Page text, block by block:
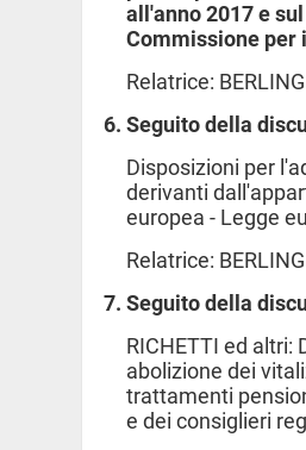
all'anno 2017 e
Commissione per
Relatrice:
Seguito della
Disposizioni per
derivanti
europea - Legge
Relatrice:
Seguito della
RICHETTI ed
abolizione dei
trattamenti
e dei consiglieri